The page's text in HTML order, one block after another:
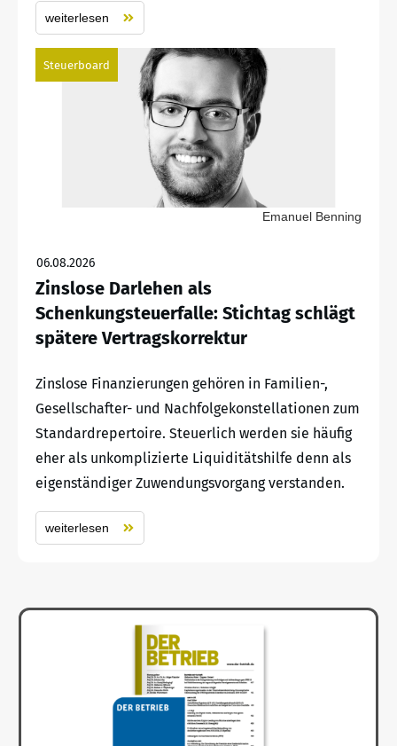
weiterlesen
Steuerboard
Emanuel Benning
06.08.2026
Zinslose Darlehen als
Schenkungsteuerfalle: Stichtag schlägt
spätere Vertragskorrektur
Zinslose Finanzierungen gehören in Familien-,
Gesellschafter- und Nachfolgekonstellationen zum
Standardrepertoire. Steuerlich werden sie häufig
eher als unkomplizierte Liquiditätshilfe denn als
eigenständiger Zuwendungsvorgang verstanden.
weiterlesen